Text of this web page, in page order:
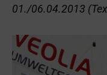
01./06.04.2013